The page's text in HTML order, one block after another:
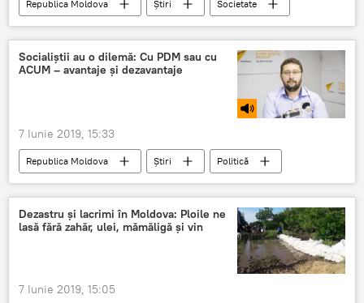
Republica Moldova Știri
Societate
CNA
coruptia lupta video
Socialiștii au o dilemă: Cu PDM sau cu
ACUM – avantaje și dezavantaje
7 Iunie 2019, 15:33
Republica Moldova Știri
Politică
Podcasturi
Podcasturi
Coaliția de guvernare
Opinie
Dezastru și lacrimi în Moldova: Ploile ne
lasă fără zahăr, ulei, mămăligă și vin
7 Iunie 2019, 15:05